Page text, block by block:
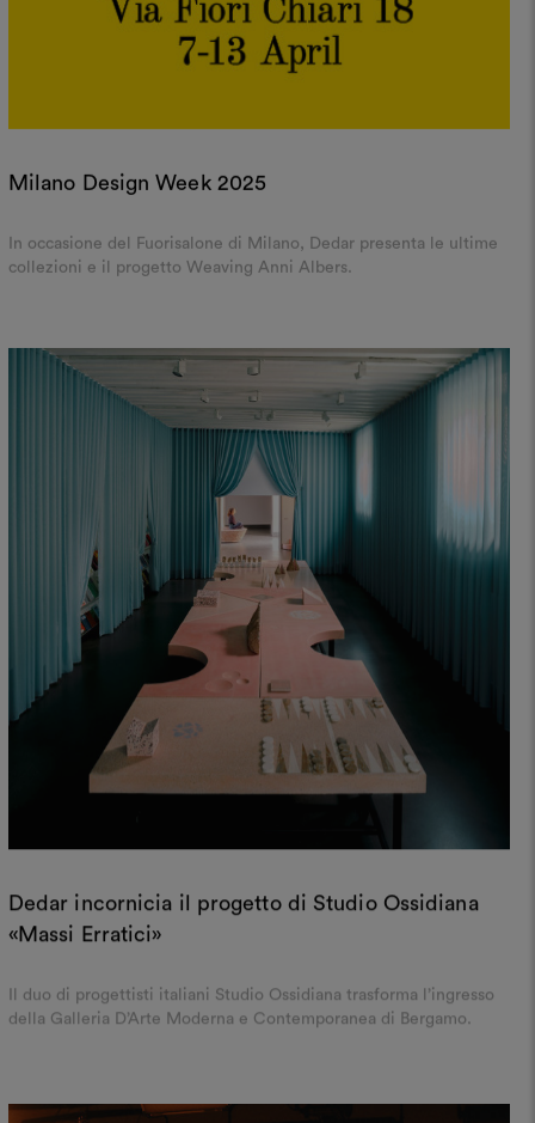
Milano Design Week 2025
In occasione del Fuorisalone di Milano, Dedar presenta le ultime
collezioni e il progetto Weaving Anni Albers.
Dedar incornicia il progetto di Studio Ossidiana
«Massi Erratici»
Il duo di progettisti italiani Studio Ossidiana trasforma l’ingresso
della Galleria D’Arte Moderna e Contemporanea di Bergamo.